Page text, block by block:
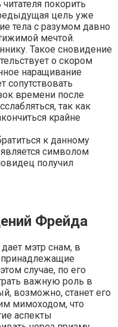
покорить
цель уже
тела с разумом давно
мечтой.
Такое сновидение
о скором
наращивание
сопутствовать
времени после
так как
крайне
к данному
символом
получил
Фрейда
мэтр снам, в
случае, по его
важную роль в
возможно, станет его
мимоходом, что
аспекты